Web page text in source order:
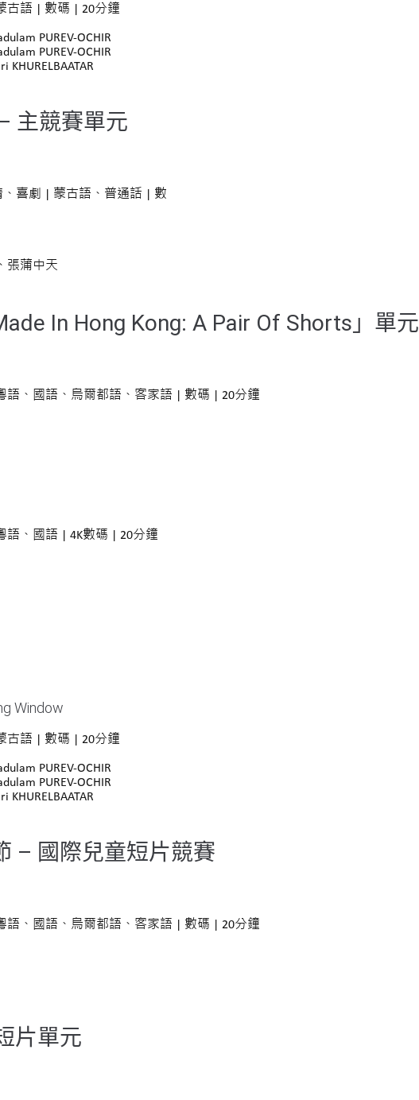
古語 | 數碼 | 20分鐘
PUREV-OCHIR
PUREV-OCHIR
KHURELBAATAR
主競賽單元
喜劇 | 蒙古語 、 普通話 | 數
張蒲中天
In Hong Kong: A Pair Of Shorts」單元
語、國語、烏爾都語、客家語 | 數碼 | 20分鐘
語、國語 | 4K數碼 | 20分鐘
Window
古語 | 數碼 | 20分鐘
PUREV-OCHIR
PUREV-OCHIR
KHURELBAATAR
– 國際兒童短片競賽
語、國語、烏爾都語、客家語 | 數碼 | 20分鐘
片單元